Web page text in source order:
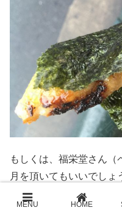
もしくは、福栄堂さん
月を頂いてもいいでしょ
一本から購入できます。
の場でいただけます。